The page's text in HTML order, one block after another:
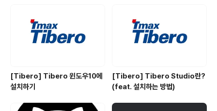
행까지 도달한 경우는 배치할 수 있는 경우이므로..
[Tibero] Tibero 윈도우10에
설치하기
[Tibero] Tibero Studio란?
(feat. 설치하는 방법)